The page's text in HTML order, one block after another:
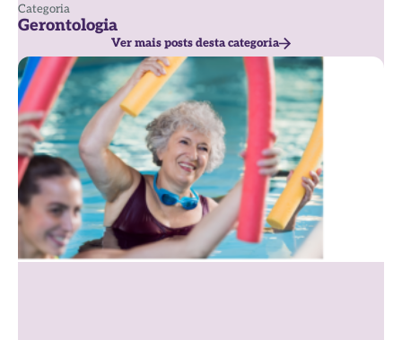
Categoria
Gerontologia
Ver mais posts desta categoria